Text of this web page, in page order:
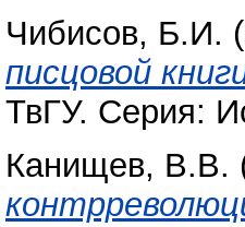
Чибисов, Б.И.
писцовой
ТвГУ. Серия:
Канищев, В.В.